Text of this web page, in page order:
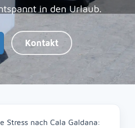
in den Urlaub.
Kontakt
Stress nach Cala Galdana: